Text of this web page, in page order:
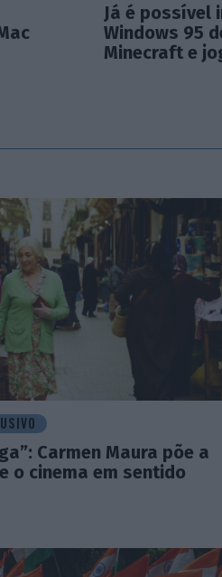
Já é possível
Windows 95
Minecraft e
Carmen Maura põe a
o cinema em sentido